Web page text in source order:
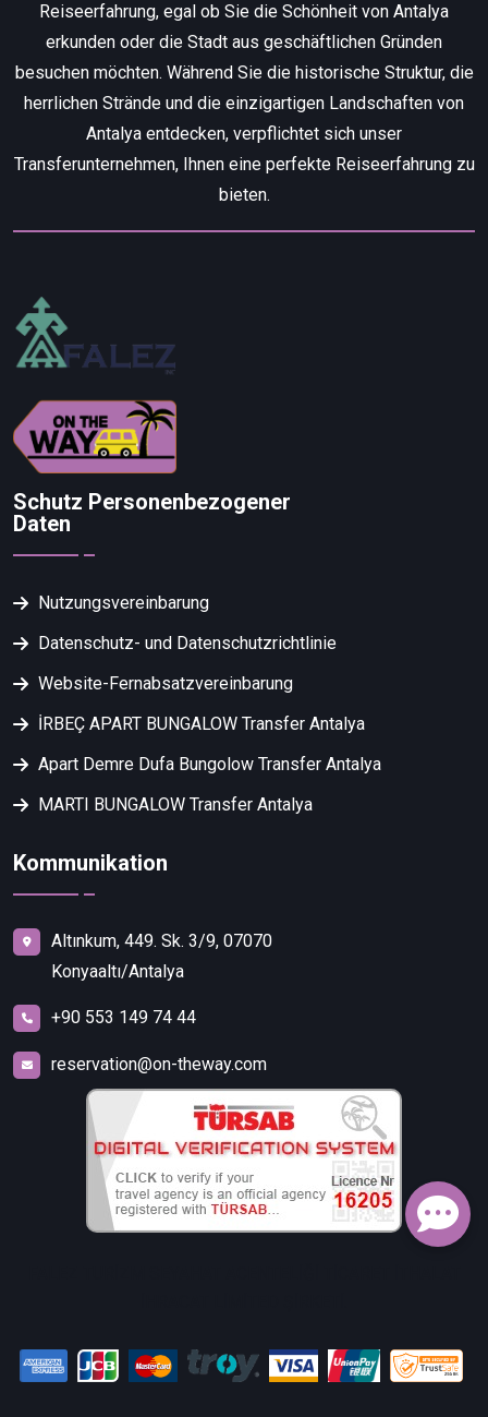
Reiseerfahrung, egal ob Sie die Schönheit von Antalya
erkunden oder die Stadt aus geschäftlichen Gründen
besuchen möchten. Während Sie die historische Struktur, die
herrlichen Strände und die einzigartigen Landschaften von
Antalya entdecken, verpflichtet sich unser
Transferunternehmen, Ihnen eine perfekte Reiseerfahrung zu
bieten.
Schutz Personenbezogener
Daten
Nutzungsvereinbarung
Datenschutz- und Datenschutzrichtlinie
Website-Fernabsatzvereinbarung
İRBEÇ APART BUNGALOW Transfer Antalya
Apart Demre Dufa Bungolow Transfer Antalya
MARTI BUNGALOW Transfer Antalya
Kommunikation
Altınkum, 449. Sk. 3/9, 07070
Konyaaltı/Antalya
+90 553 149 74 44
reservation@on-theway.com